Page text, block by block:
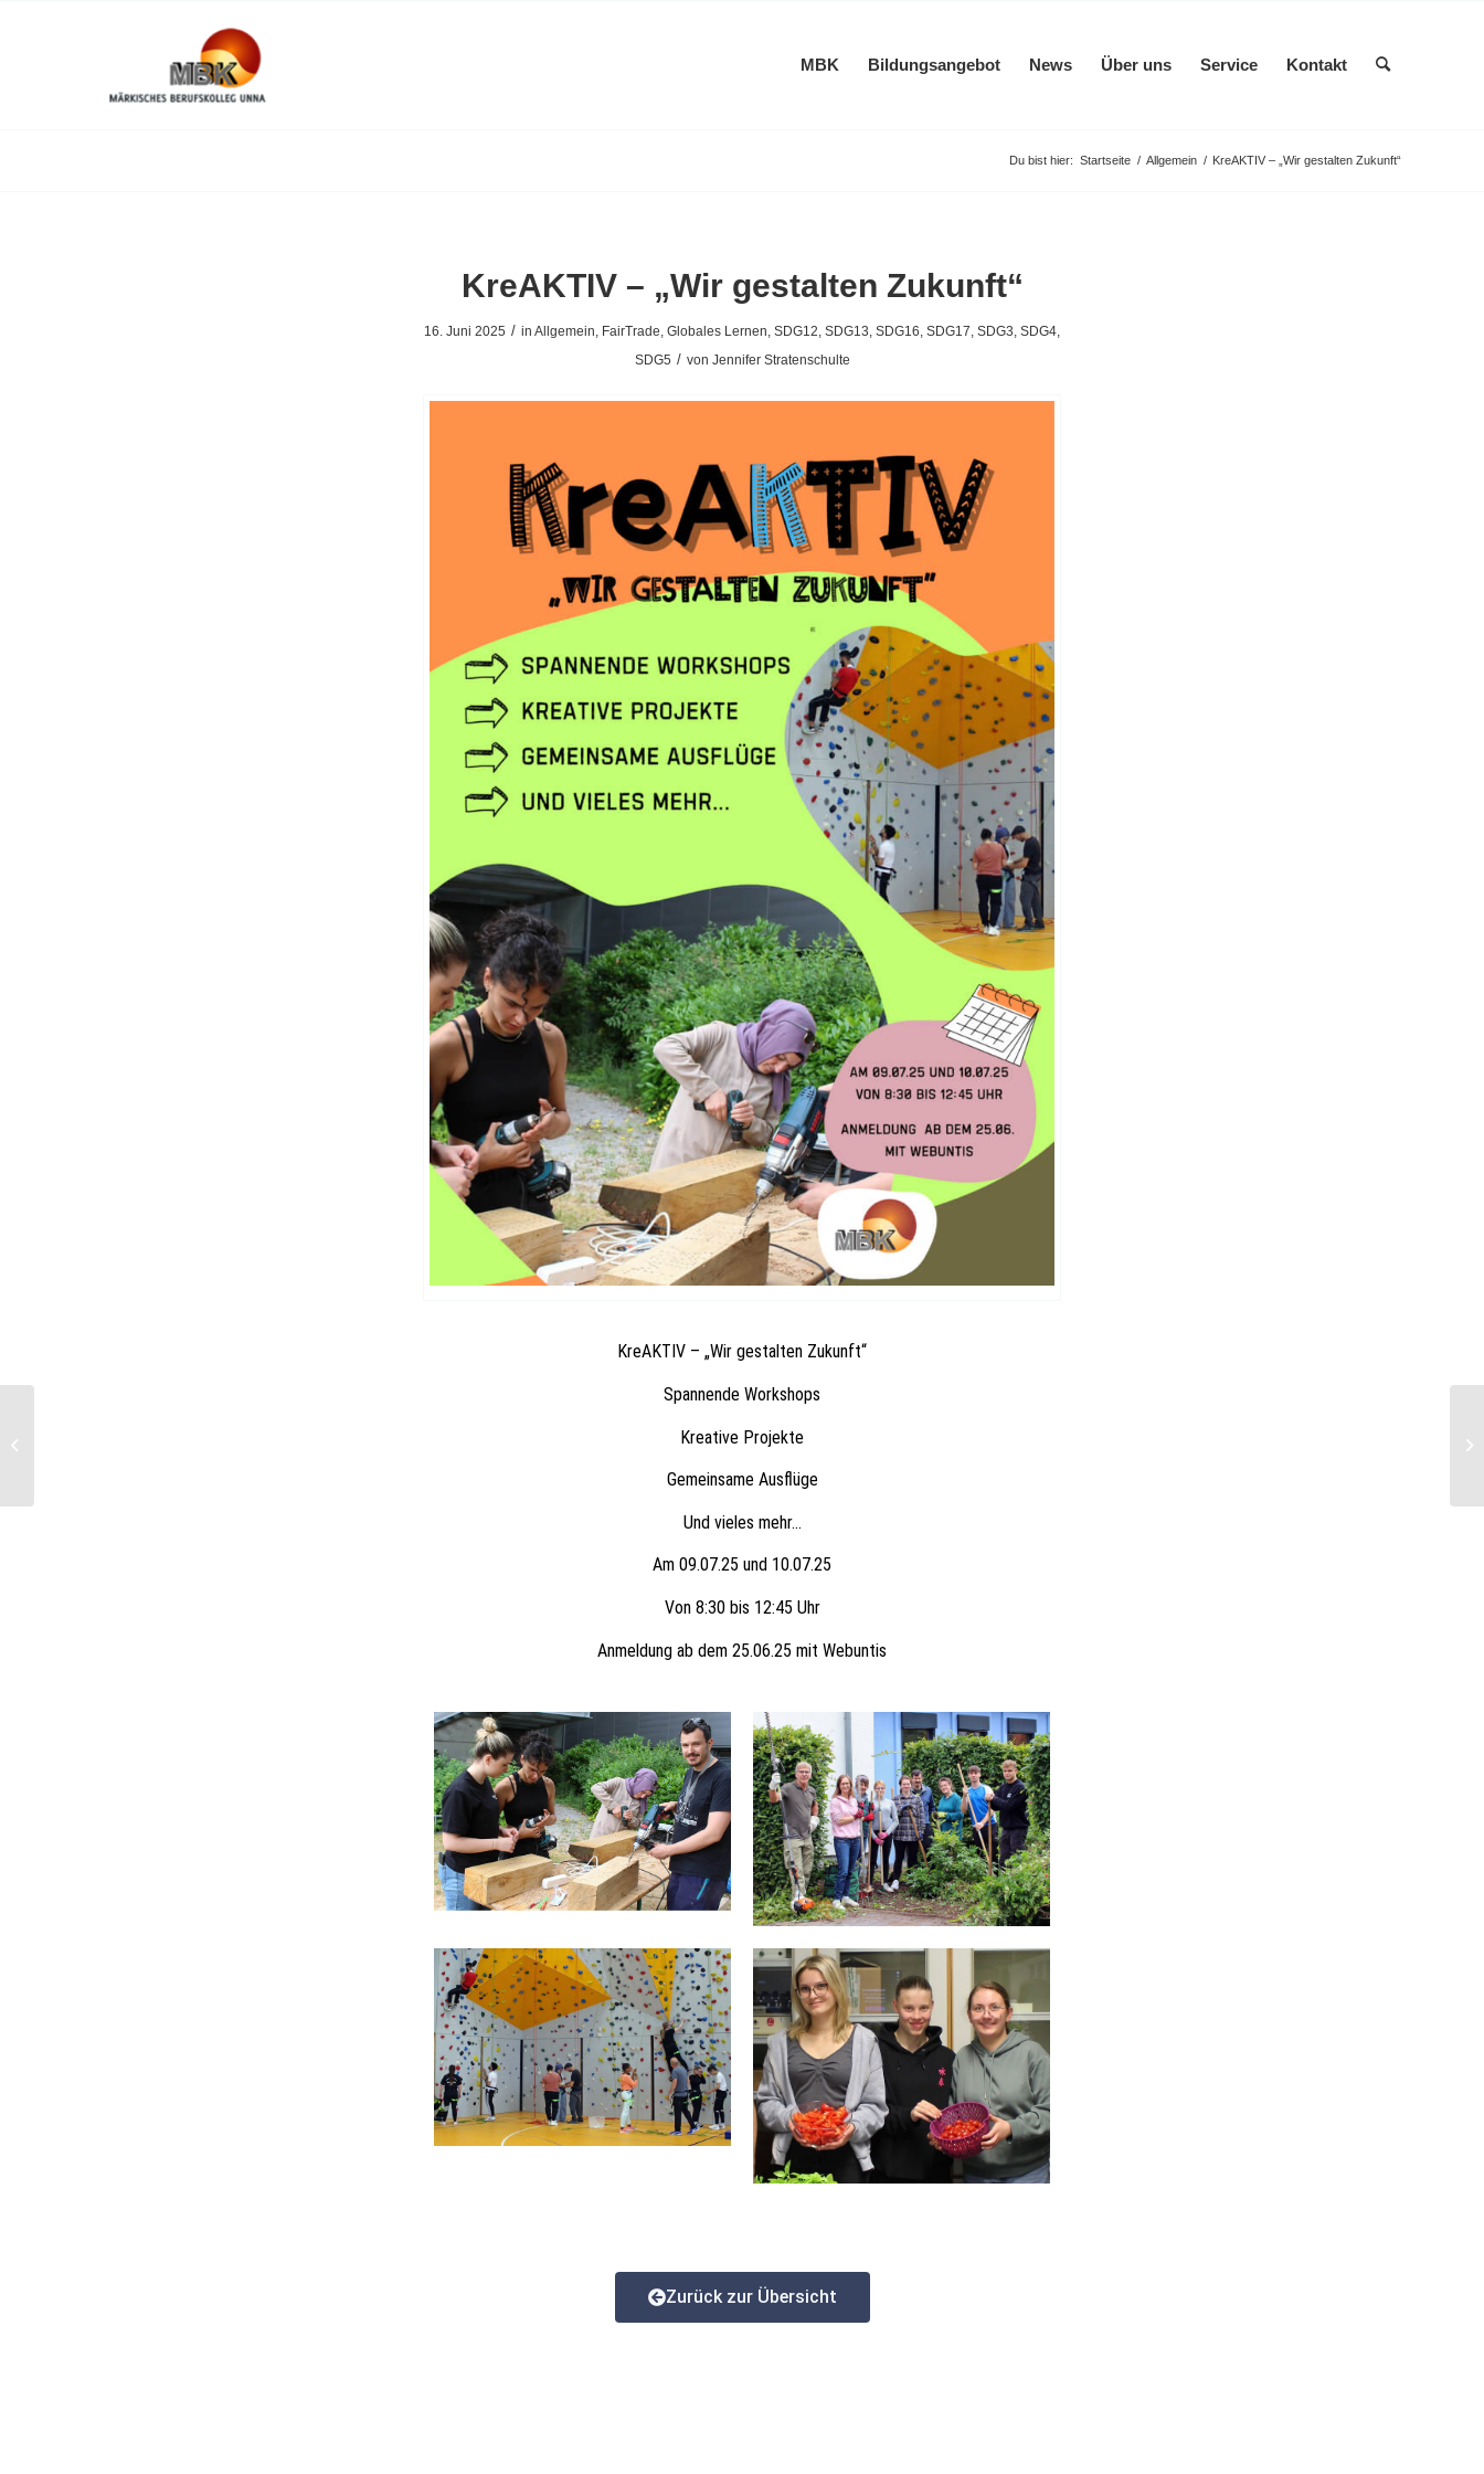
MBK Bildungsangebot News Über uns Service Kontakt
Du bist hier: Startseite / Allgemein / KreAKTIV – „Wir gestalten Zukunft“
KreAKTIV – „Wir gestalten Zukunft“
16. Juni 2025 / in Allgemein, FairTrade, Globales Lernen, SDG12, SDG13, SDG16, SDG17, SDG3, SDG4,
SDG5 / von Jennifer Stratenschulte
KreAKTIV – „Wir gestalten Zukunft“
Spannende Workshops
Kreative Projekte
Gemeinsame Ausflüge
Und vieles mehr…
Am 09.07.25 und 10.07.25
Von 8:30 bis 12:45 Uhr
Anmeldung ab dem 25.06.25 mit Webuntis
Zurück zur Übersicht